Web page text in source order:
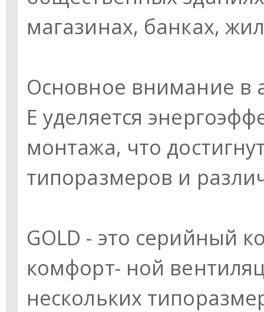
магазинах, банках,
Основное внимание в
E уделяется
монтажа, что
типоразмеров и
GOLD - это серийный
комфорт- ной
нескольких